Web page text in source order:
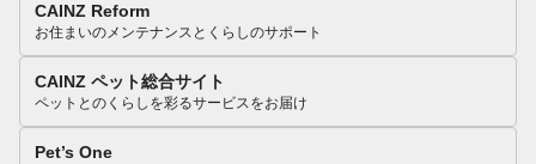
CAINZ Reform
お住まいのメンテナンスとくらしのサポート
CAINZ ペット総合サイト
ペットとのくらしを彩るサービスをお届け
Pet’s One